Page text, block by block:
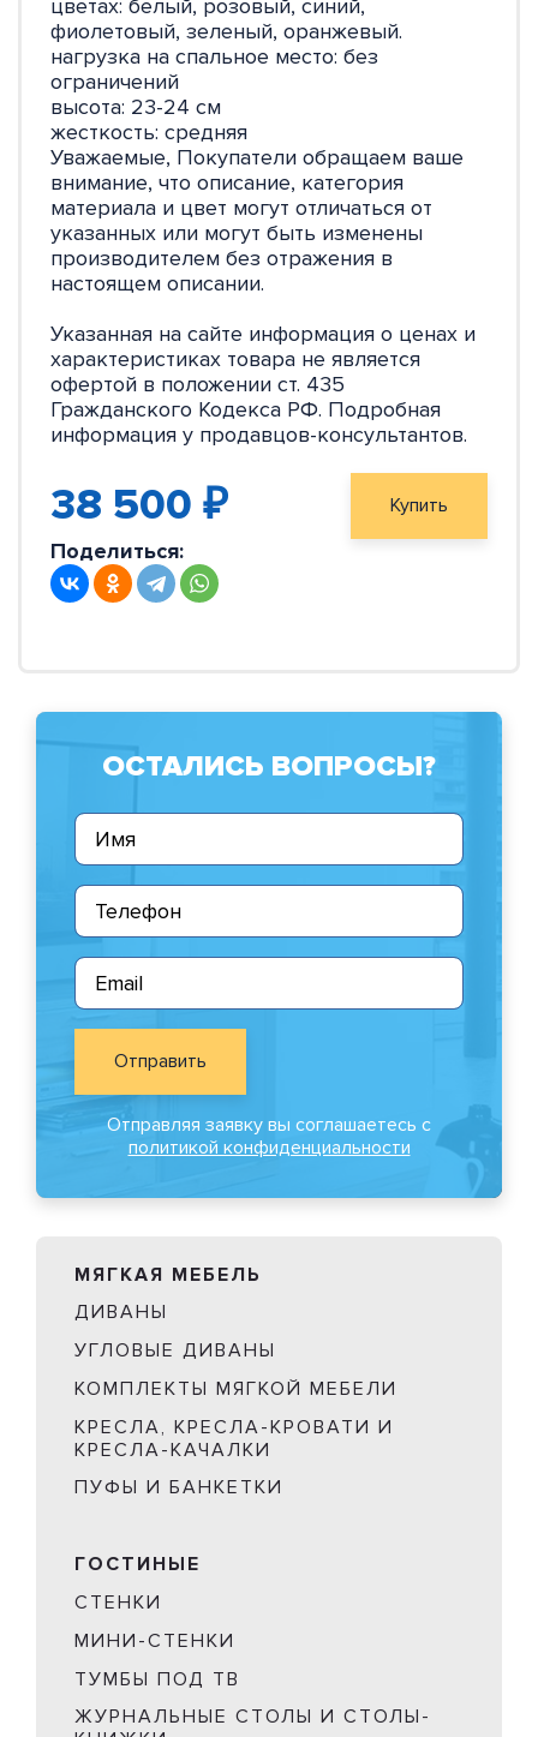
цветах: белый, розовый, синий,
фиолетовый, зеленый, оранжевый.
нагрузка на спальное место: без
ограничений
высота: 23-24 см
жесткость: средняя
Уважаемые, Покупатели обращаем ваше
внимание, что описание, категория
материала и цвет могут отличаться от
указанных или могут быть изменены
производителем без отражения в
настоящем описании.
Указанная на сайте информация о ценах и
характеристиках товара не является
офертой в положении ст. 435
Гражданского Кодекса РФ. Подробная
информация у продавцов-консультантов.
38 500 ₽ Купить
Поделиться:
ОСТАЛИСЬ ВОПРОСЫ?
Отправить
Отправляя заявку вы соглашаетесь с
политикой конфиденциальности
МЯГКАЯ МЕБЕЛЬ
ДИВАНЫ
УГЛОВЫЕ ДИВАНЫ
КОМПЛЕКТЫ МЯГКОЙ МЕБЕЛИ
КРЕСЛА, КРЕСЛА-КРОВАТИ И
КРЕСЛА-КАЧАЛКИ
ПУФЫ И БАНКЕТКИ
ГОСТИНЫЕ
СТЕНКИ
МИНИ-СТЕНКИ
ТУМБЫ ПОД ТВ
ЖУРНАЛЬНЫЕ СТОЛЫ И СТОЛЫ-